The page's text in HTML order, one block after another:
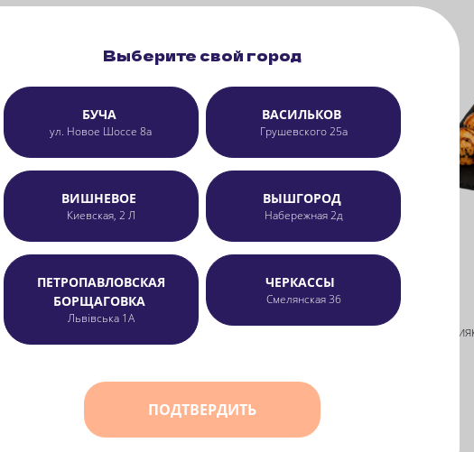
Футомак Терияки
лосось терияки, краб-крем, омлет томаго, спайси соус, рис, нори
260 г
Выберите свой город
БУЧА
ул. Новое Шоссе 8а
ВАСИЛЬКОВ
Грушевского 25а
ВИШНЕВОЕ
Киевская, 2 Л
ВЫШГОРОД
Набережная 2д
ПЕТРОПАВЛОВСКАЯ
БОРЩАГОВКА
Львівська 1А
ЧЕРКАССЫ
Смелянская 36
ПОДТВЕРДИТЬ